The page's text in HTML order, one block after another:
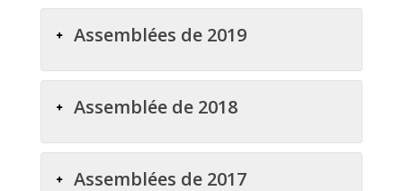
Assemblées de 2019
Assemblée de 2018
Assemblées de 2017